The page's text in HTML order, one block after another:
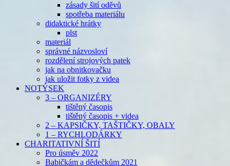
zásady šití oděvů
spotřeba materiálu
didaktické hrátky
plst
materiál
správné názvosloví
rozdělení strojových patek
jak na obnitkovačku
jak uložit fotky z videa
NOTÝSEK
3 – ORGANIZÉRY
tištěný časopis
tištěný časopis + videa
2 – KAPSIČKY, TAŠTIČKY, OBALY
1 – RYCHLODÁRKY
CHARITATIVNÍ ŠITÍ
Pro úsměv 2022
Babičkám a dědečkům 2021